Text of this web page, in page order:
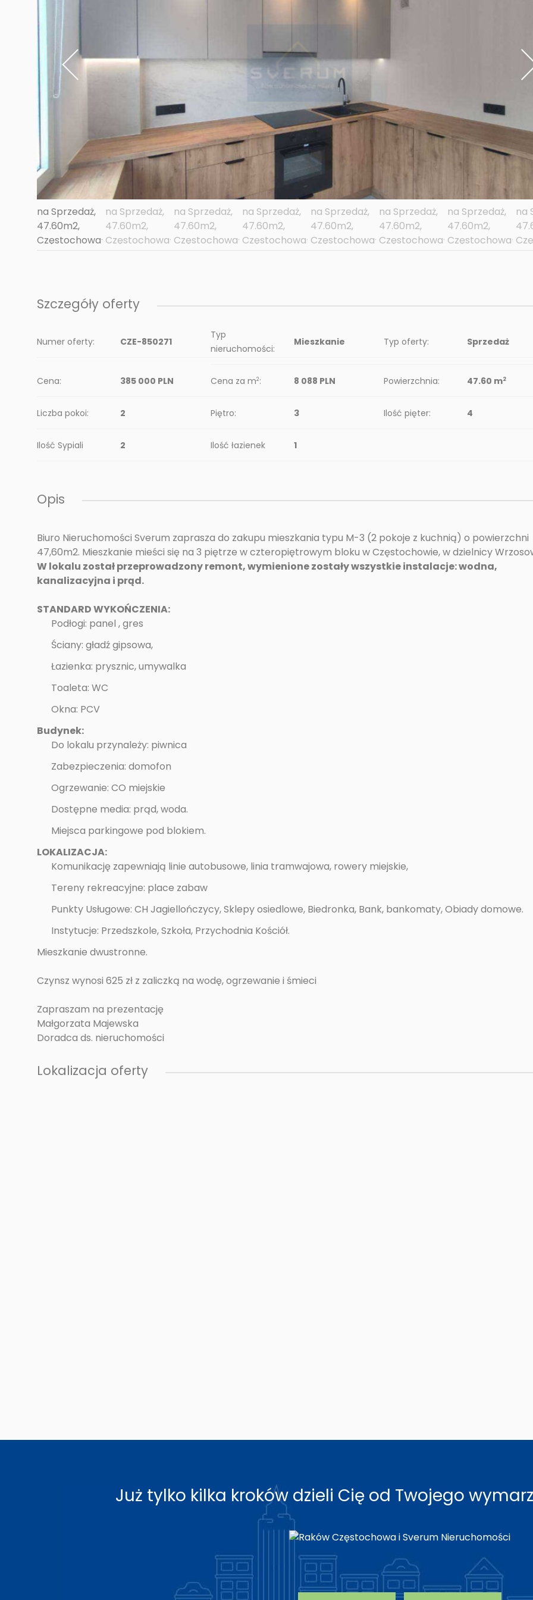
Szczegóły oferty
Numer oferty: CZE-850271
Typ
nieruchomości:
Mieszkanie Typ oferty: Sprzedaż
Cena: 385 000 PLN Cena za m2: 8 088 PLN Powierzchnia: 47.60 m2
Liczba pokoi: 2 Piętro: 3 Ilość pięter: 4
Ilość Sypiali 2 Ilość łazienek 1
Opis
Biuro Nieruchomości Sverum zaprasza do zakupu mieszkania typu M-3 (2 pokoje z kuchnią) o powierzchni
47,60m2. Mieszkanie mieści się na 3 piętrze w czteropiętrowym bloku w Częstochowie, w dzielnicy
W lokalu został przeprowadzony remont, wymienione zostały wszystkie instalacje: wodna,
kanalizacyjna i prąd.
STANDARD WYKOŃCZENIA:
Podłogi: panel , gres
Ściany: gładź gipsowa,
Łazienka: prysznic, umywalka
Toaleta: WC
Okna: PCV
Budynek:
Do lokalu przynależy: piwnica
Zabezpieczenia: domofon
Ogrzewanie: CO miejskie
Dostępne media: prąd, woda.
Miejsca parkingowe pod blokiem.
LOKALIZACJA:
Komunikację zapewniają linie autobusowe, linia tramwajowa, rowery miejskie,
Tereny rekreacyjne: place zabaw
Punkty Usługowe: CH Jagiellończycy, Sklepy osiedlowe, Biedronka, Bank, bankomaty, Obiady domowe.
Instytucje: Przedszkole, Szkoła, Przychodnia Kościół.
Mieszkanie dwustronne.
Czynsz wynosi 625 zł z zaliczką na wodę, ogrzewanie i śmieci
Zapraszam na prezentację
Małgorzata Majewska
Doradca ds. nieruchomości
Lokalizacja oferty
Już tylko kilka kroków dzieli Cię od Twojego